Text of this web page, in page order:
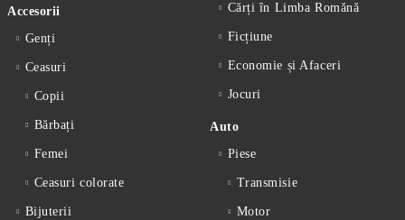
Accesorii
Genți
Ceasuri
Copii
Bărbați
Femei
Ceasuri colorate
Bijuterii
Cărți în Limba Romănă
Ficțiune
Economie și Afaceri
Jocuri
Auto
Piese
Transmisie
Motor